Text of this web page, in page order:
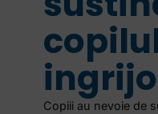
Copiii au nevoie de